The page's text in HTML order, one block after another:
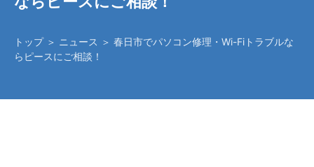
トップ＞ ニュース ＞ 春日市でパソコン修理・Wi-Fiトラブルな
らピースにご相談！